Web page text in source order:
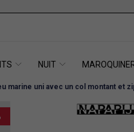
NUIT
marine uni avec un col montant et